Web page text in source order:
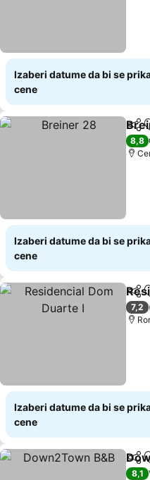
Izaberi datume da bi se
cene
Deli
8,8
Izaberi datume da bi se
cene
Deli
7,2
Izaberi datume da bi se
cene
Deli
8,1